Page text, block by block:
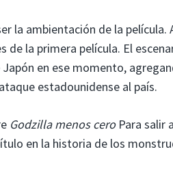
la ambientación de la película.
de la primera película. El
en ese momento,
estadounidense al país.
Godzilla menos ceroPara salir
en la historia de los